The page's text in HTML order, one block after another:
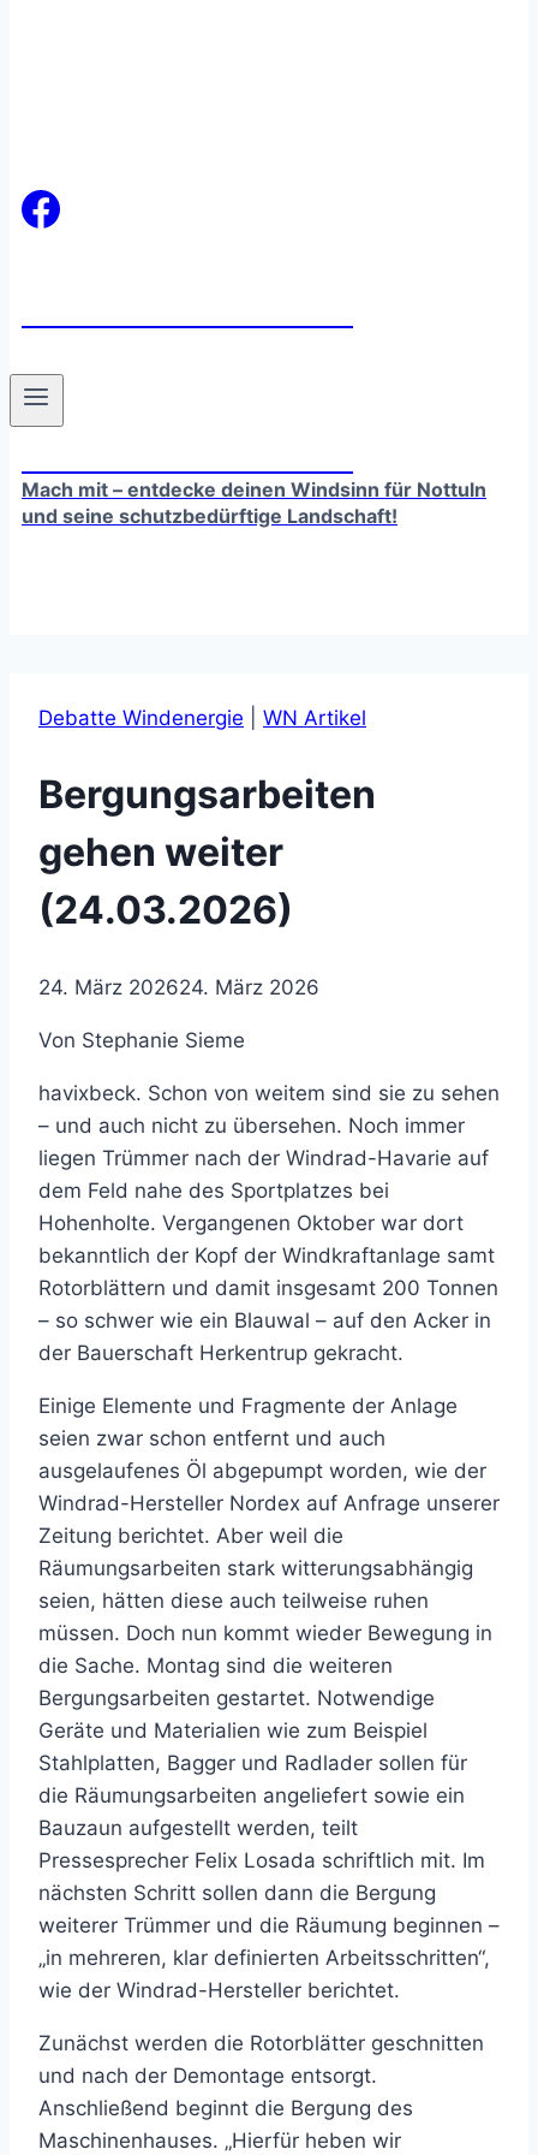
Mach mit – entdecke deinen Windsinn für Nottuln
und seine schutzbedürftige Landschaft!
Debatte Windenergie WN Artikel
Bergungsarbeiten
gehen weiter
(24.03.2026)
24. März 202624. März 2026
Von Stephanie Sieme
havixbeck. Schon von weitem sind sie zu sehen
– und auch nicht zu übersehen. Noch immer
liegen Trümmer nach der Windrad-Havarie auf
dem Feld nahe des Sportplatzes bei
Hohenholte. Vergangenen Oktober war dort
bekanntlich der Kopf der Windkraftanlage samt
Rotorblättern und damit insgesamt 200 Tonnen
– so schwer wie ein Blauwal – auf den Acker in
der Bauerschaft Herkentrup gekracht.
Einige Elemente und Fragmente der Anlage
seien zwar schon entfernt und auch
ausgelaufenes Öl abgepumpt worden, wie der
Windrad-Hersteller Nordex auf Anfrage unserer
Zeitung berichtet. Aber weil die
Räumungsarbeiten stark witterungsabhängig
seien, hätten diese auch teilweise ruhen
müssen. Doch nun kommt wieder Bewegung in
die Sache. Montag sind die weiteren
Bergungsarbeiten gestartet. Notwendige
Geräte und Materialien wie zum Beispiel
Stahlplatten, Bagger und Radlader sollen für
die Räumungsarbeiten angeliefert sowie ein
Bauzaun aufgestellt werden, teilt
Pressesprecher Felix Losada schriftlich mit. Im
nächsten Schritt sollen dann die Bergung
weiterer Trümmer und die Räumung beginnen –
„in mehreren, klar definierten Arbeitsschritten“,
wie der Windrad-Hersteller berichtet.
Zunächst werden die Rotorblätter geschnitten
und nach der Demontage entsorgt.
Anschließend beginnt die Bergung des
Maschinenhauses. „Hierfür heben wir